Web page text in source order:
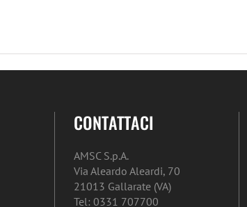
CONTATTACI
AMSC S.p.A.
Via Aleardo Aleardi, 70
21013 Gallarate (VA)
Tel: 0331 707700